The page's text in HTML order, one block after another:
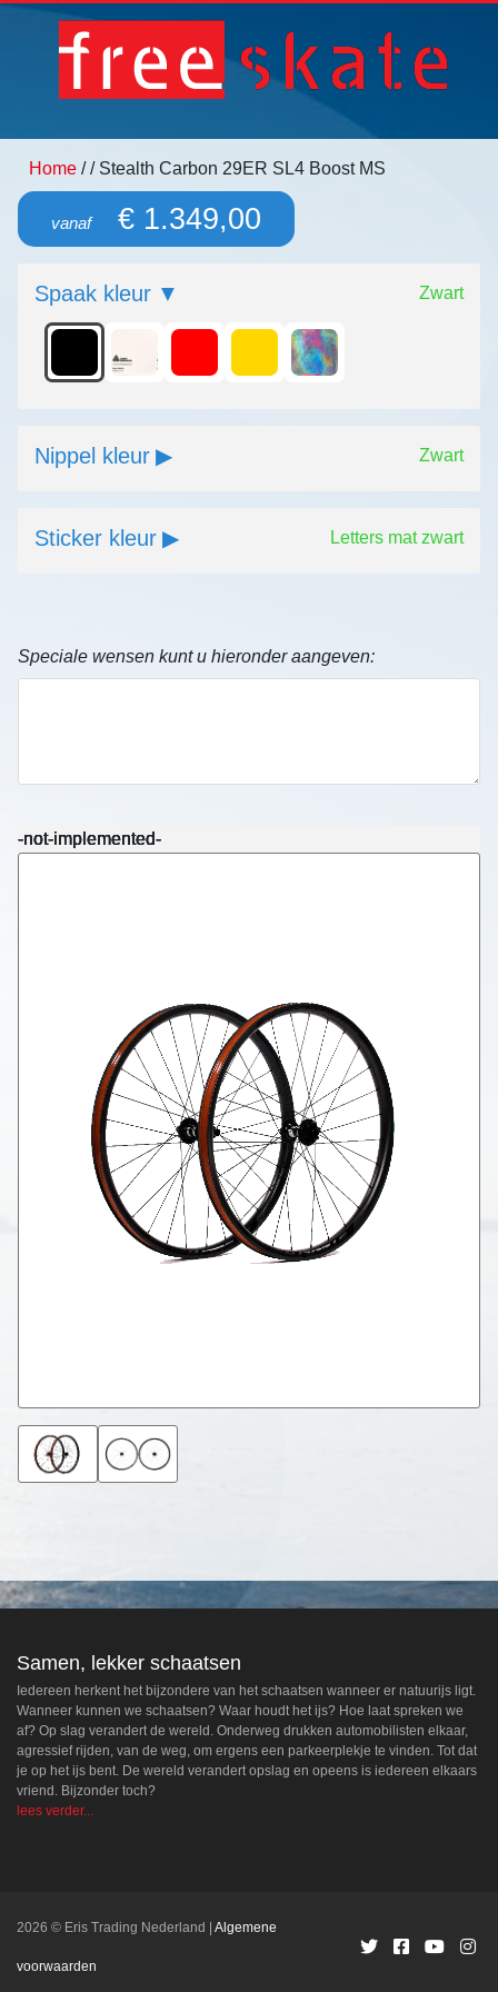
Home // Stealth Carbon 29ER SL4 Boost MS
vanaf€ 1.349,00
Spaak kleur Zwart
Nippel kleur Zwart
Sticker kleur Letters mat zwart
Speciale wensen kunt u hieronder aangeven:
-not-implemented-
-not-implemented-
-not-implemented-
-not-implemented-
Samen, lekker schaatsen
Iedereen herkent het bijzondere van het schaatsen wanneer er natuurijs ligt.
Wanneer kunnen we schaatsen? Waar houdt het ijs? Hoe laat spreken we
af? Op slag verandert de wereld. Onderweg drukken automobilisten elkaar,
agressief rijden, van de weg, om ergens een parkeerplekje te vinden. Tot dat
je op het ijs bent. De wereld verandert opslag en opeens is iedereen elkaars
vriend. Bijzonder toch?
lees verder...
2026 © Eris Trading Nederland Algemene
voorwaarden